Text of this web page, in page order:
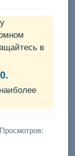
в
Просмотров: